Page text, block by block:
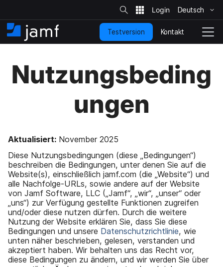
b
e
r
p
i
u
n
d
z
u
d
e
n
H
a
u
p
t
i
S
i
t
e
-
S
u
e
Deutsch
S
t
N
a
a
h
Testversion Kontakt
Nutzungsbeding
ungen
Aktualisiert: November 2025
Diese Nutzungsbedingungen (diese „Bedingungen“)
beschreiben die Bedingungen, unter denen Sie auf die
Website(s), einschließlich jamf.com (die „Website“) und
alle Nachfolge-URLs, sowie andere auf der Website
von Jamf Software, LLC („Jamf“, „wir“, „unser“ oder
„uns“) zur Verfügung gestellte Funktionen zugreifen
und/oder diese nutzen dürfen. Durch die weitere
Nutzung der Website erklären Sie, dass Sie diese
Bedingungen und unsere Datenschutzrichtlinie, wie
unten näher beschrieben, gelesen, verstanden und
akzeptiert haben. Wir behalten uns das Recht vor,
diese Bedingungen zu ändern, und wir werden Sie über